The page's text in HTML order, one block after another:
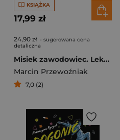
KSIĄŻKA
17,99 zł
24,90 zł - sugerowana cena
detaliczna
Misiek zawodowiec. Lekarze
Marcin Przewoźniak
7,0 (2)